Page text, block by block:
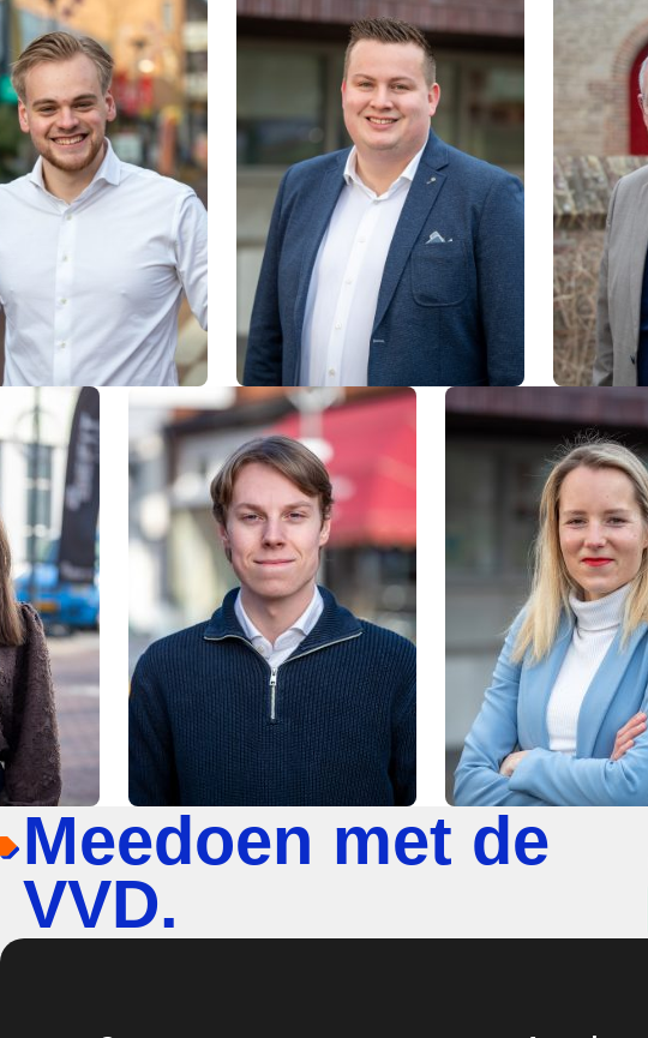
Meedoen met de
VVD.